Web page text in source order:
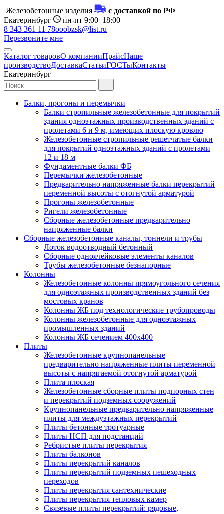
Железобетонные изделия
с доставкой по РФ
Екатеринбург
пн-пт 9:00–18:00
8 343 361 11 78ooobzsk@list.ru
Перезвоните мне
Каталог товаровО компанииПрайсНаше
производствоДоставкаСтатьиГОСТыКонтакты
Екатеринбург
Балки, прогоны и перемычки
Балки стропильные железобетонные для покрытий
здания одноэтажных производственных зданий с
пролетами 6 и 9 м, имеющих плоскую кровлю
Железобетонные стропильные решетчатые балки
для покрытий одноэтажных зданий с пролетами
12 и 18 м
Фундаментные балки ФБ
Перемычки железобетонные
Предварительно напряженные балки перекрытий
переменной высоты с отогнутой арматурой
Прогоны железобетонные
Ригели железобетонные
Сборные железобетонные предварительно
напряженные балки
Сборные железобетонные каналы, тоннели и трубы
Лоток водоотводный бетонный
Сборные одноячейковые элементы каналов
Трубы железобетонные безнапорные
Колонны
Железобетонные колонны прямоугольного сечения
для одноэтажных производственных зданий без
мостовых кранов
Колонны ЖБ под технологические трубопроводы
Колонны железобетонные для одноэтажных
промышленных зданий
Колонны ЖБ сечением 400х400
Плиты
Железобетонные крупнопанельные
предварительно напряженные плиты переменной
высоты с напрягаемой отогнутой арматурой
Плита плоская
Железобетонные сборные плиты подпорных стен
и перекрытий подземных сооружений
Крупнопанельные предварительно напряженные
плиты для междуэтажных перекрытий
Плиты бетонные тротуарные
Плиты НСП для подстанций
Ребристые плиты перекрытия
Плиты балконов
Плиты перекрытий каналов
Плиты перекрытий подземных пешеходных
переходов
Плиты перекрытия сантехнические
Плиты перекрытия тепловых камер
Связевые плиты перекрытий: рядовые,